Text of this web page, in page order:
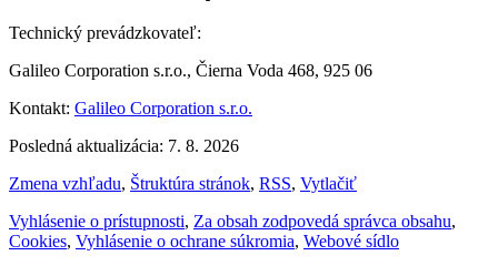
Technický prevádzkovateľ:
Galileo Corporation s.r.o., Čierna Voda 468, 925 06
Kontakt: Galileo Corporation s.r.o.
Posledná aktualizácia: 7. 8. 2026
Zmena vzhľadu, Štruktúra stránok, RSS, Vytlačiť
Vyhlásenie o prístupnosti, Za obsah zodpovedá správca obsahu,
Cookies, Vyhlásenie o ochrane súkromia, Webové sídlo